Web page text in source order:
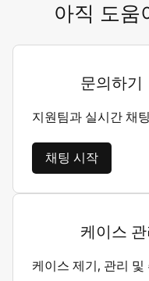
아직 도움
문의하기
지원팀과 실시간 채
채팅 시작
케이스 관
케이스 제기, 관리 및